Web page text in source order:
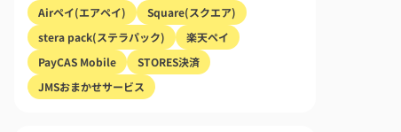
Airペイ(エアペイ)
Square(スクエア)
stera pack(ステラパック)
楽天ペイ
PayCAS Mobile
STORES決済
JMSおまかせサービス